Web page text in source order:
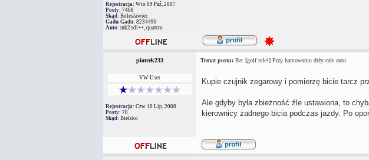
Rejestracja: Wto 09 Paź, 2007
Posty: 7468
Skąd: Bolesławiec
Gadu-Gadu: 8234490
Auto: mk2 tdi++, quattro
piotrek233 Temat postu:Re: [golf mk4] Przy hamowaniu drży całe auto
VW User
Rejestracja: Czw 10 Lip, 2008
Posty: 70
Skąd: Bielsko
Kupie czujnik zegarowy i pomierzę bicie tarcz
Ale gdyby była zbieżność źle ustawiona, to
kierownicy żadnego bicia podczas jazdy. Po